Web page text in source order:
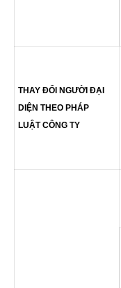
THAY ĐỔI NGƯỜI ĐẠI
DIỆN THEO PHÁP
LUẬT CÔNG TY